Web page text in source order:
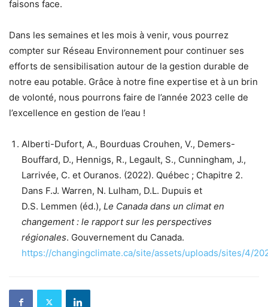
faisons face.
Dans les semaines et les mois à venir, vous pourrez
compter sur Réseau Environnement pour continuer ses
efforts de sensibilisation autour de la gestion durable de
notre eau potable. Grâce à notre fine expertise et à un brin
de volonté, nous pourrons faire de l’année 2023 celle de
l’excellence en gestion de l’eau !
Alberti-Dufort, A., Bourduas Crouhen, V., Demers-
Bouffard, D., Hennigs, R., Legault, S., Cunningham, J.,
Larrivée, C. et Ouranos. (2022). Québec ; Chapitre 2.
Dans F.J. Warren, N. Lulham, D.L. Dupuis et
D.S. Lemmen (éd.), Le Canada dans un climat en
changement : le rapport sur les perspectives
régionales. Gouvernement du Canada.
https://changingclimate.ca/site/assets/uploads/sites/4/